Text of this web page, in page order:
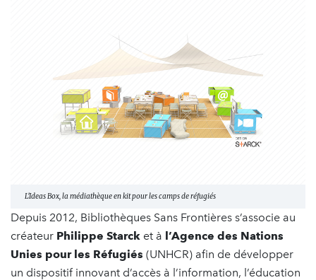
L'Ideas Box, la médiathèque en kit pour les camps de réfugiés
Depuis 2012, Bibliothèques Sans Frontières s’associe au
créateur Philippe Starck et à l’Agence des Nations
Unies pour les Réfugiés (UNHCR) afin de développer
un dispositif innovant d’accès à l’information, l’éducation